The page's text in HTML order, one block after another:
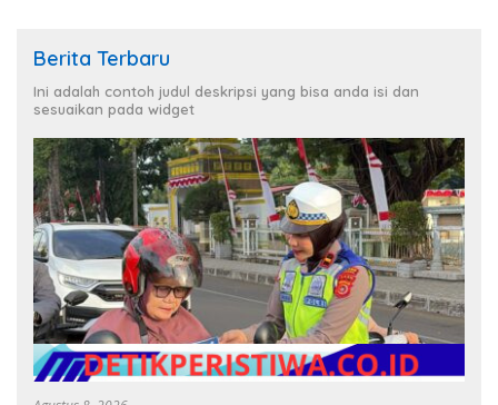
Berita Terbaru
Ini adalah contoh judul deskripsi yang bisa anda isi dan
sesuaikan pada widget